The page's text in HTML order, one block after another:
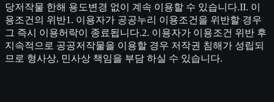
당저작물 한해 용도변경 없이 계속 이용할 수 있습니다.II. 이
용조건의 위반1. 이용자가 공공누리 이용조건을 위반할 경우
그 즉시 이용허락이 종료됩니다.2. 이용자가 이용조건 위반 후
지속적으로 공공저작물을 이용할 경우 저작권 침해가 성립되
므로 형사상, 민사상 책임을 부담 하실 수 있습니다.